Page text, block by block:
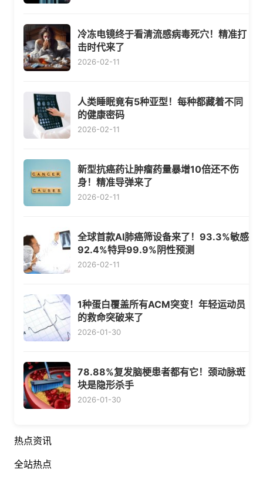
冷冻电镜终于看清流感病毒死穴！精准打
击时代来了
2026-02-11
人类睡眠竟有5种亚型！每种都藏着不同
的健康密码
2026-02-11
新型抗癌药让肿瘤药量暴增10倍还不伤
身！精准导弹来了
2026-02-11
全球首款AI肺癌筛设备来了！93.3%敏感
92.4%特异99.9%阴性预测
2026-02-11
1种蛋白覆盖所有ACM突变！年轻运动员
的救命突破来了
2026-01-30
78.88%复发脑梗患者都有它！颈动脉斑
块是隐形杀手
2026-01-30
热点资讯
全站热点